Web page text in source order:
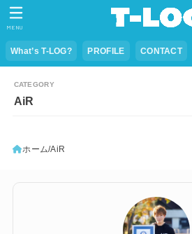
What’s T-LOG? PROFILE CONTACT
MENU
AiR
ホーム AiR